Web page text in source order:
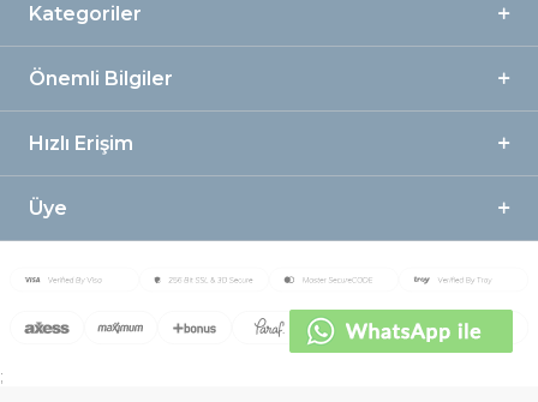
Kategoriler
Önemli Bilgiler
Hızlı Erişim
Üye
;